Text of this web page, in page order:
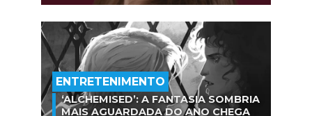
ENTRETENIMENTO
‘ALCHEMISED’: A FANTASIA SOMBRIA
MAIS AGUARDADA DO ANO CHEGA